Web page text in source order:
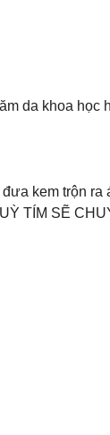
da khoa học
kem trộn ra
TÍM SẼ